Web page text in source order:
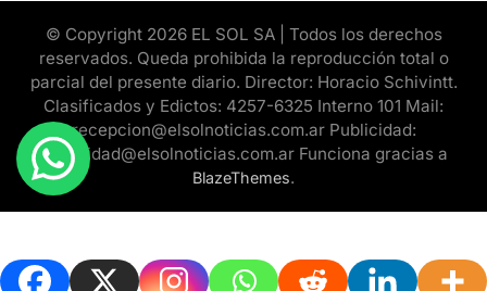
© Copyright 2026 EL SOL SA | Todos los derechos
reservados. Queda prohibida la reproducción total o
parcial del presente diario. Director: Horacio Schivintt.
Clasificados y Edictos: 4257-6325 Interno 101 Mail:
recepcion@elsolnoticias.com.ar Publicidad:
publicidad@elsolnoticias.com.ar Funciona gracias a
BlazeThemes.